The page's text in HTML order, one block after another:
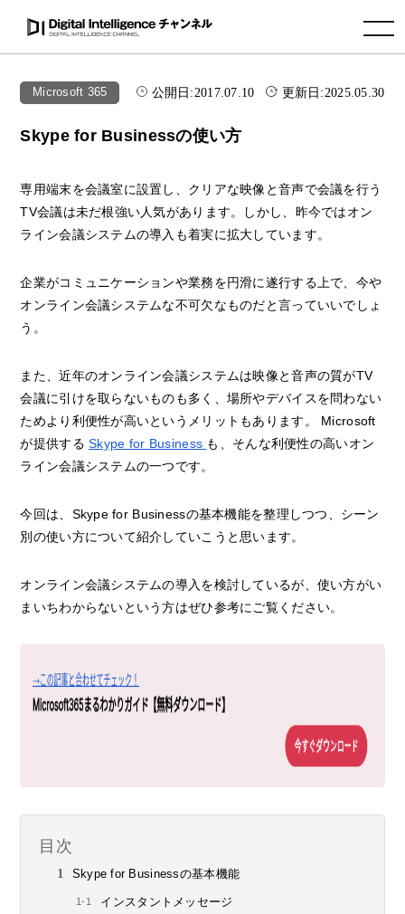
toggle navigation
Microsoft 365 公開日:2017.07.10 更新日:2025.05.30
Skype for Businessの使い方
専用端末を会議室に設置し、クリアな映像と音声で会議を行う
TV会議は未だ根強い人気があります。しかし、昨今ではオン
ライン会議システムの導入も着実に拡大しています。
企業がコミュニケーションや業務を円滑に遂行する上で、今や
オンライン会議システムな不可欠なものだと言っていいでしょ
う。
また、近年のオンライン会議システムは映像と音声の質がTV
会議に引けを取らないものも多く、場所やデバイスを問わない
ためより利便性が高いというメリットもあります。 Microsoft
が提供するSkype for Business も、そんな利便性の高いオン
ライン会議システムの一つです。
今回は、Skype for Businessの基本機能を整理しつつ、シーン
別の使い方について紹介していこうと思います。
オンライン会議システムの導入を検討しているが、使い方がい
まいちわからないという方はぜひ参考にご覧ください。
目次
Skype for Businessの基本機能
インスタントメッセージ